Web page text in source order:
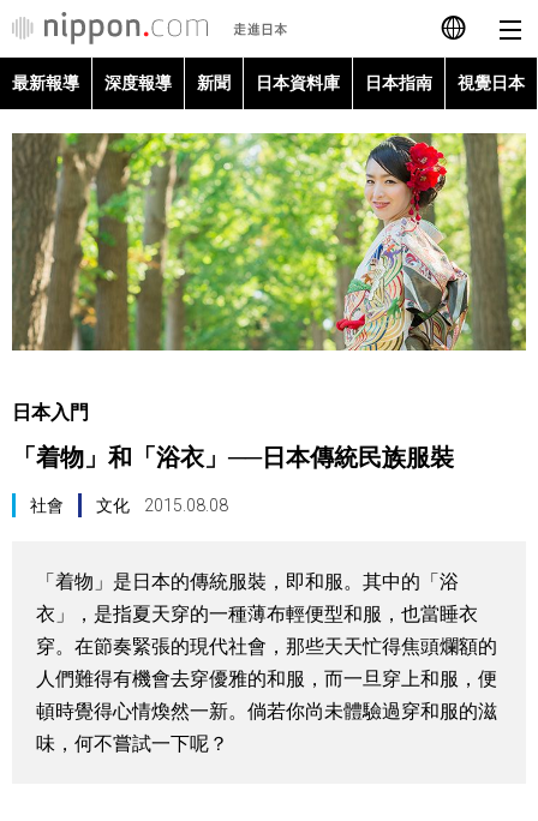
日本語
English
简体字
Français
Español
Русский
最新報導
深度報導
日本指南
視覺日本
臺灣香港
更多
最新報導 深度報導 新聞 日本資料庫 日本指南 視覺日本
日本入門
「着物」和「浴衣」──日本傳統民族服裝
社會 文化 2015.08.08
「着物」是日本的傳統服裝，即和服。其中的「浴
衣」，是指夏天穿的一種薄布輕便型和服，也當睡衣
穿。在節奏緊張的現代社會，那些天天忙得焦頭爛額的
人們難得有機會去穿優雅的和服，而一旦穿上和服，便
頓時覺得心情煥然一新。倘若你尚未體驗過穿和服的滋
味，何不嘗試一下呢？